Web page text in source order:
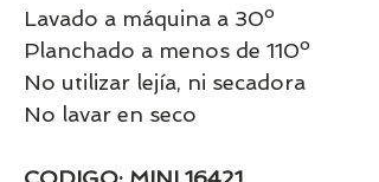
Lavado a máquina a 30º
Planchado a menos de 110º
No utilizar lejía, ni secadora
No lavar en seco